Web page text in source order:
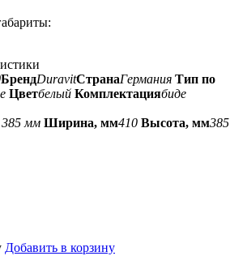
БрендDuravitСтранаГермания Тип по
Цветбелый Комплектациябиде
мм Ширина, мм410 Высота, мм385
Добавить в корзину